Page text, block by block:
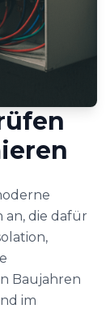
die dafür
Baujahren
im